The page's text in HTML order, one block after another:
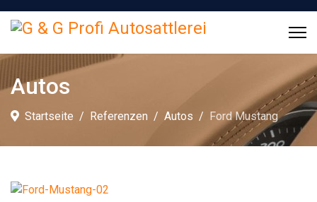
Autos
Startseite Referenzen Autos Ford Mustang